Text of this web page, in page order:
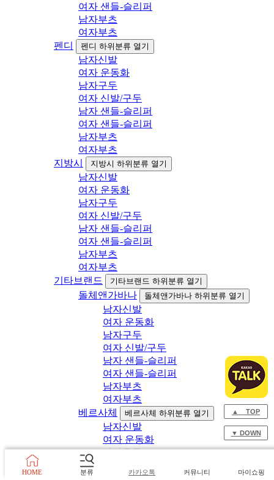
여자 샌들-슬리퍼
남자부츠
여자부츠
펜디
펜디 하위분류 열기
남자신발
여자 운동화
남자구두
여자 신발/구두
남자 샌들-슬리퍼
여자 샌들-슬리퍼
남자부츠
여자부츠
지방시
지방시 하위분류 열기
남자신발
여자 운동화
남자구두
여자 신발/구두
남자 샌들-슬리퍼
여자 샌들-슬리퍼
남자부츠
여자부츠
기타브랜드
기타브랜드 하위분류 열기
돌체앤가바나 돌체앤가바나 하위분류 열기
남자신발
여자 운동화
남자구두
여자 신발/구두
남자 샌들-슬리퍼
여자 샌들-슬리퍼
남자부츠
여자부츠
베르사체
베르사체 하위분류 열기
남자신발
여자 운동화
남자구두
남자 샌들-슬리퍼
HOME 분류 카카오톡 커뮤니티 마이쇼핑
▲ TOP
▼ DOWN